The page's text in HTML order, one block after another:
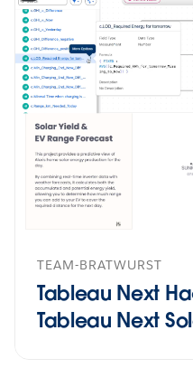
TEAM-BRATWURST
Tableau Next
Tableau Next